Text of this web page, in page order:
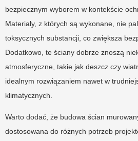
bezpiecznym wyborem w kontekście
Materiały, z których są wykonane, nie
toksycznych substancji, co zwiększa
Dodatkowo, te ściany dobrze znoszą
atmosferyczne, takie jak deszcz czy
idealnym rozwiązaniem nawet w
klimatycznych.
Warto dodać, że budowa ścian
dostosowana do różnych potrzeb